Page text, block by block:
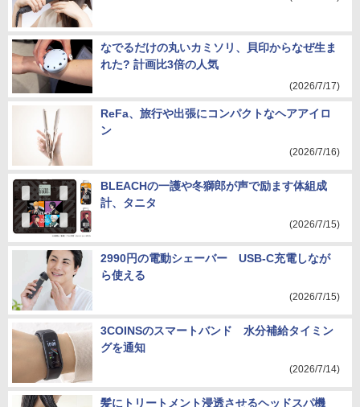
なでるだけの丸いカミソリ、貝印からなぜ生ま
れた? 計画比3倍の人気
(2026/7/17)
ReFa、旅行や出張にコンパクトなヘアアイロ
ン
(2026/7/16)
BLEACHの一護や冬獅郎が声で励ます体組成
計、タニタ
(2026/7/15)
2990円の電動シェーバー USB-C充電しなが
ら使える
(2026/7/15)
3COINSのスマートバンド 水分補給タイミン
グを通知
(2026/7/14)
髪にトリートメント浸透させるヘッドスパ機